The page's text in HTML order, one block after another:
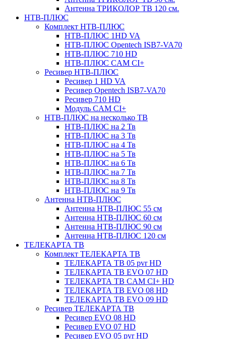
Антенна ТРИКОЛОР ТВ 120 см.
НТВ-ПЛЮС
Комплект НТВ-ПЛЮС
НТВ-ПЛЮС 1HD VA
НТВ-ПЛЮС Opentech ISB7-VA70
НТВ-ПЛЮС 710 HD
НТВ-ПЛЮС CAM CI+
Ресивер НТВ-ПЛЮС
Ресивер 1 HD VA
Ресивер Opentech ISB7-VA70
Ресивер 710 HD
Модуль CAM CI+
НТВ-ПЛЮС на несколько ТВ
НТВ-ПЛЮС на 2 Тв
НТВ-ПЛЮС на 3 Тв
НТВ-ПЛЮС на 4 Тв
НТВ-ПЛЮС на 5 Тв
НТВ-ПЛЮС на 6 Тв
НТВ-ПЛЮС на 7 Тв
НТВ-ПЛЮС на 8 Тв
НТВ-ПЛЮС на 9 Тв
Антенна НТВ-ПЛЮС
Антенна НТВ-ПЛЮС 55 см
Антенна НТВ-ПЛЮС 60 см
Антенна НТВ-ПЛЮС 90 см
Антенна НТВ-ПЛЮС 120 см
ТЕЛЕКАРТА ТВ
Комплект ТЕЛЕКАРТА ТВ
ТЕЛЕКАРТА ТВ 05 pvr HD
ТЕЛЕКАРТА ТВ EVO 07 HD
ТЕЛЕКАРТА ТВ CAM CI+ HD
ТЕЛЕКАРТА ТВ EVO 08 HD
ТЕЛЕКАРТА ТВ EVO 09 HD
Ресивер ТЕЛЕКАРТА ТВ
Ресивер EVO 08 HD
Ресивер EVO 07 HD
Ресивер EVO 05 pvr HD